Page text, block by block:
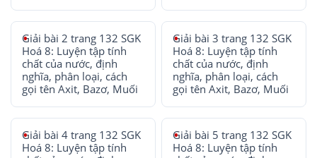
Giải bài 2 trang 132 SGK
Hoá 8: Luyện tập tính
chất của nước, định
nghĩa, phân loại, cách
gọi tên Axit, Bazơ, Muối
Giải bài 3 trang 132 SGK
Hoá 8: Luyện tập tính
chất của nước, định
nghĩa, phân loại, cách
gọi tên Axit, Bazơ, Muối
Giải bài 4 trang 132 SGK
Hoá 8: Luyện tập tính
Giải bài 5 trang 132 SGK
Hoá 8: Luyện tập tính